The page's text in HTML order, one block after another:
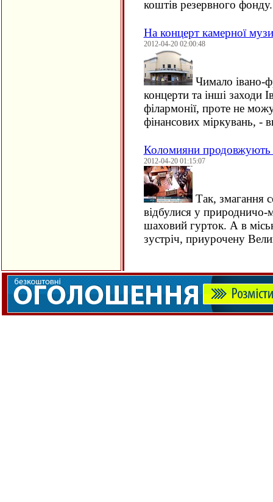
коштів резервного фонду.
На концерт камерної
2012-04-20 02:00:48
Чимало івано-
концерти та інші заходи
філармонії, проте не
фінансових міркувань, -
Коломияни продовжують
2012-04-20 01:15:07
Так, змагання
відбулися у природничо-
шаховий гурток. А в
зустріч, приурочену